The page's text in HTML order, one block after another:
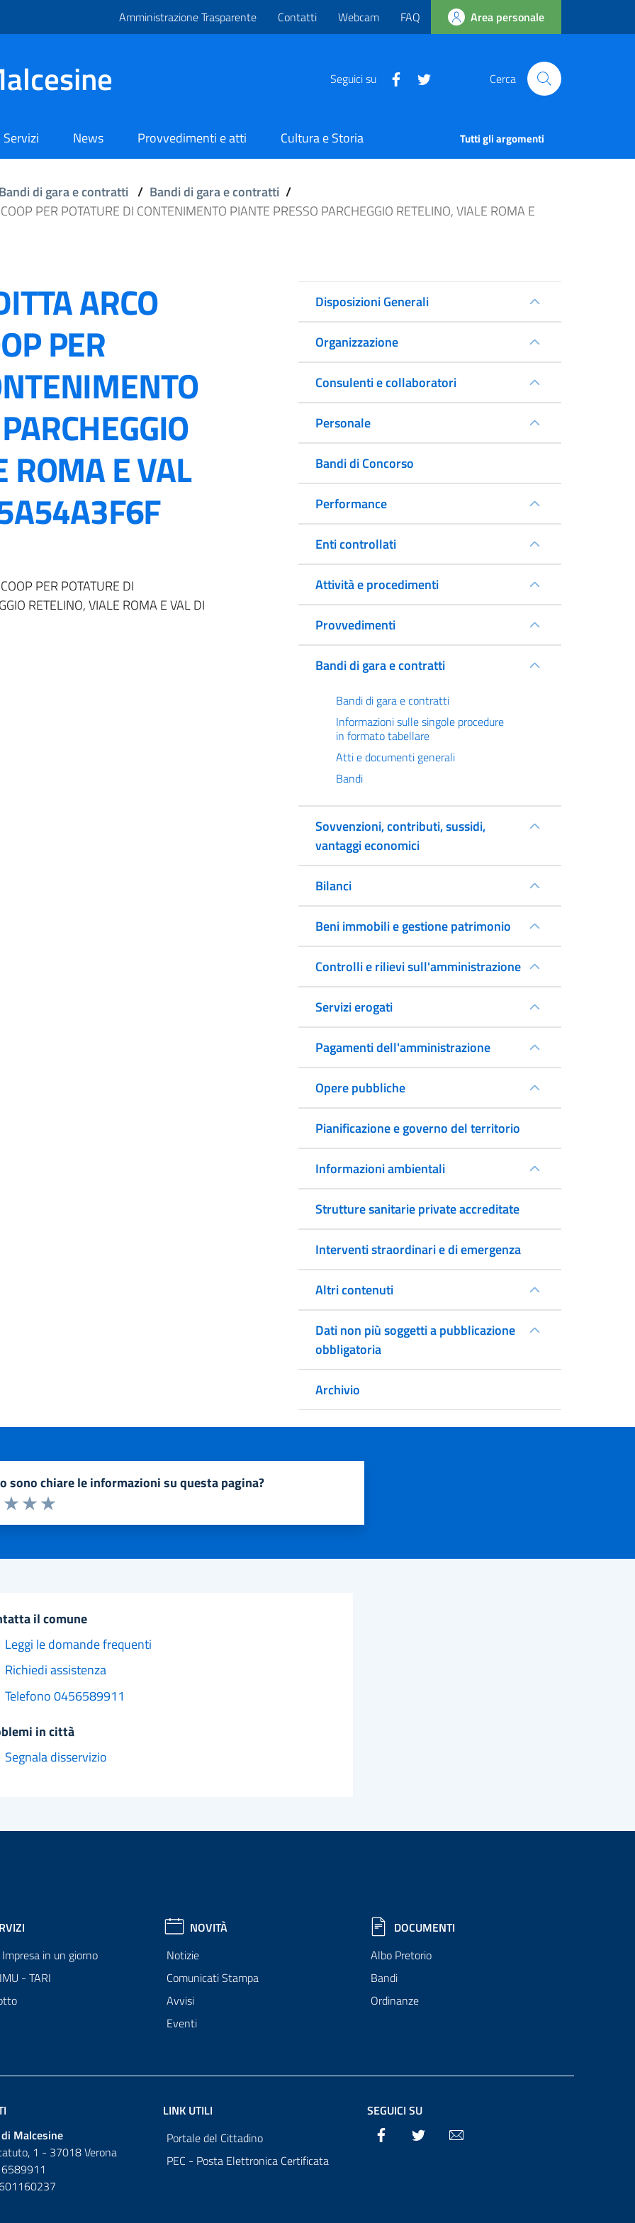
Amministrazione Trasparente Contatti Webcam FAQ Area personale
Seguici su Cerca
Servizi News Provvedimenti e atti Cultura e Storia Tutti gli argomenti
Bandi di gara e contratti / Bandi di gara e contratti /
PER POTATURE DI CONTENIMENTO PIANTE PRESSO PARCHEGGIO RETELINO, VIALE ROMA E
ARCO
PER
ROMA E VAL
PER POTATURE DI
RETELINO, VIALE ROMA E VAL DI
Disposizioni Generali
Organizzazione
Consulenti e collaboratori
Personale
Bandi di Concorso
Performance
Enti controllati
Attività e procedimenti
Provvedimenti
Bandi di gara e contratti
Bandi di gara e contratti
Informazioni sulle singole procedure
in formato tabellare
Atti e documenti generali
Bandi
Sovvenzioni, contributi, sussidi,
vantaggi economici
Bilanci
Beni immobili e gestione patrimonio
Controlli e rilievi sull'amministrazione
Servizi erogati
Pagamenti dell'amministrazione
Opere pubbliche
Pianificazione e governo del territorio
Informazioni ambientali
Strutture sanitarie private accreditate
Interventi straordinari e di emergenza
Altri contenuti
Dati non più soggetti a pubblicazione
obbligatoria
Archivio
sono chiare le informazioni su questa pagina?
1 a 5 stelle la pagina
Valuta 5 stelle su 5
Valuta 4 stelle su 5
Valuta 3 stelle su 5
2 stelle su 5
stelle su 5
il comune
Leggi le domande frequenti
Richiedi assistenza
Telefono 0456589911
in città
Segnala disservizio
in un giorno
- TARI
NOVITÀ
Notizie
Comunicati Stampa
Avvisi
Eventi
DOCUMENTI
Albo Pretorio
Bandi
Ordinanze
Malcesine
1 - 37018 Verona
LINK UTILI
Portale del Cittadino
PEC - Posta Elettronica Certificata
SEGUICI SU
Facebook Twitter